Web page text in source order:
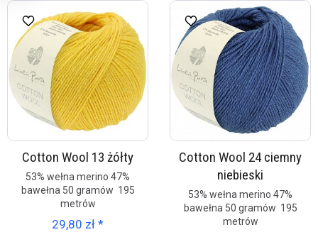
Cotton Wool 13 żółty
53% wełna merino 47%
bawełna 50 gramów 195
metrów
29,80 zł *
Cotton Wool 24 ciemny
niebieski
53% wełna merino 47%
bawełna 50 gramów 195
metrów